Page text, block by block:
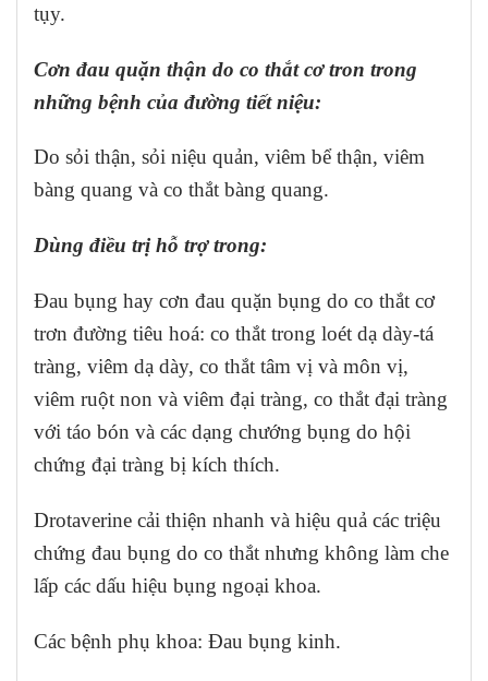
tụy.
Cơn đau quặn thận do co thắt cơ tron trong
những bệnh của đường tiết niệu:
Do sỏi thận, sỏi niệu quản, viêm bể thận, viêm
bàng quang và co thắt bàng quang.
Dùng điều trị hỗ trợ trong:
Đau bụng hay cơn đau quặn bụng do co thắt cơ
trơn đường tiêu hoá: co thắt trong loét dạ dày-tá
tràng, viêm dạ dày, co thắt tâm vị và môn vị,
viêm ruột non và viêm đại tràng, co thắt đại tràng
với táo bón và các dạng chướng bụng do hội
chứng đại tràng bị kích thích.
Drotaverine cải thiện nhanh và hiệu quả các triệu
chứng đau bụng do co thắt nhưng không làm che
lấp các dấu hiệu bụng ngoại khoa.
Các bệnh phụ khoa: Đau bụng kinh.